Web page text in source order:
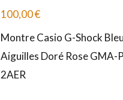
100,00€
Montre Casio G-Shock
Aiguilles Doré Rose GMA-
2AER